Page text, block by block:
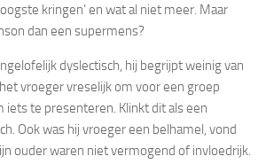
kringen’ en wat al niet meer. Maar
dan een supermens?
dyslectisch, hij begrijpt weinig van
vroeger vreselijk om voor een groep
iets te presenteren. Klinkt dit als een
Ook was hij vroeger een belhamel, vond
ouder waren niet vermogend of invloedrijk.